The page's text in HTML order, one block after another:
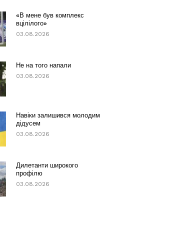
«В мене був комплекс
вцілілого»
03.08.2026
Не на того напали
03.08.2026
Навіки залишився молодим
дідусем
03.08.2026
Дилетанти широкого
профілю
03.08.2026